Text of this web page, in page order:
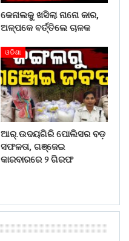
କେନାଲକୁ ଖସିଲା ନାନୋ କାର,
ଅଳ୍ପକେ ବର୍ତ୍ତିଲେ ଚାଳକ
ଓଡିଶା
ଆର୍.ଉଦୟଗିରି ପୋଲିସର ବଡ଼
ସଫଳତା, ଗଞ୍ଜେଇ
କାରବାରରେ ୨ ଗିରଫ